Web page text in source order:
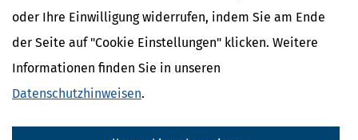
oder Ihre Einwilligung widerrufen, indem Sie am Ende
der Seite auf "Cookie Einstellungen" klicken. Weitere
Informationen finden Sie in unseren
Datenschutzhinweisen.